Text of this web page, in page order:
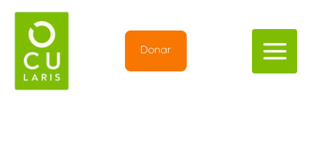
contenido
Donar